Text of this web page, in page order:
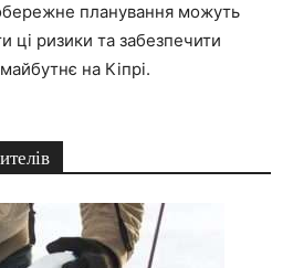
планування можуть
ці ризики та забезпечити
на Кіпрі.